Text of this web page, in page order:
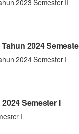
2023 Semester II
2024
2024 Semester I
Semester I
I